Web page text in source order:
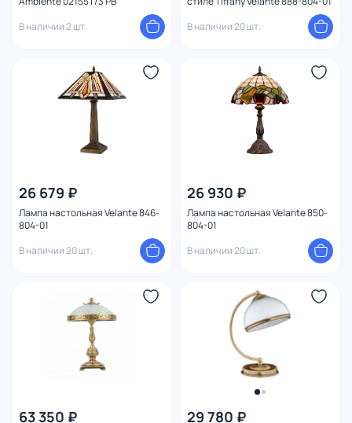
В наличии 2 шт.
В наличии 20 шт.
26 679 ₽
Лампа настольная Velante 846-
804-01
В наличии 20 шт.
26 930 ₽
Лампа настольная Velante 850-
804-01
В наличии 20 шт.
63 350 ₽ 29 780 ₽